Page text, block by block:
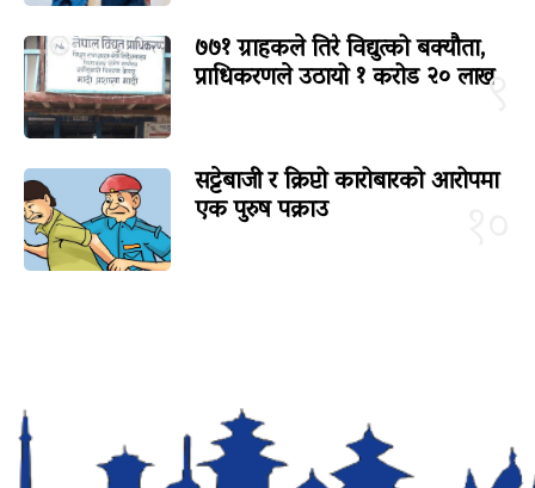
९
७७१ ग्राहकले तिरे विद्युत्को बक्यौता,
प्राधिकरणले उठायो १ करोड २० लाख
सट्टेबाजी र क्रिप्टो कारोबारको आरोपमा
एक पुरुष पक्राउ